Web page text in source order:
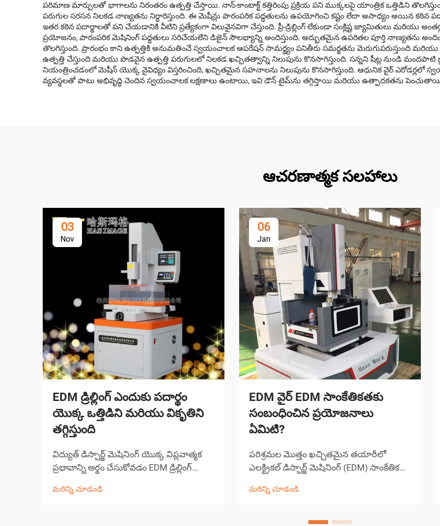
పరిమాణ మార్పులతో భాగాలను నిరంతరం ఉత్పత్తి చేస్తాయి. నాన్-కాంటాక్ట్ కత్తిరింపు ప్రక్రియ పని ముక్కలపై యాంత్రిక ఒత్తిడిని
పరుగుల సరసన నిలకడ నాణ్యతను నిర్ధారిస్తుంది. ఈ మెషీన్లు పారంపరిక పద్ధతులను ఉపయోగించి కష్టం లేదా అసాధ్యం అయిన కఠిన
ఇతర కఠిన పదార్థాలతో పని చేయడానికి వీటిని ప్రత్యేకంగా విలువైనవిగా చేస్తుంది. ప్రీ-డ్రిల్లింగ్ లేకుండా సంక్లిష్ట జ్యామితులు మరియు
ప్రయోజనం, పారంపరిక మెషినింగ్ పద్ధతులు సరిచేయలేని డిజైన్ సౌలభ్యాన్ని అందిస్తుంది. అద్భుతమైన ఉపరితల పూర్తి నాణ్యతను
తొలగిస్తుంది. ప్రారంభం కాని ఉత్పత్తికి అనుమతించే స్వయంచాలక ఆపరేషన్ సామర్థ్యం పనితీరు సమర్థతను మెరుగుపరుస్తుంది మరియు
ఉత్పత్తి చేస్తుంది మరియు పొడవైన ఉత్పత్తి పరుగులలో నిలకడ ఖచ్చితత్వాన్ని నిలుపును కొనసాగిస్తుంది. సన్నని షీట్ల నుండి
నియంత్రించడంలో మెషీన్ యొక్క వైవిధ్యం విస్తరించింది, ఖచ్చితమైన సహనాలను నిలుపును కొనసాగిస్తుంది. ఆధునిక వైర్ ఎరోడర్లలో
వ్యవస్థలతో పాటు అభివృద్ధి చెందిన స్వయంచాలక లక్షణాలు ఉంటాయి, ఇవి డౌన్ టైమ్‌ను తగ్గిస్తాయి మరియు ఉత్పాదకతను
ఆచరణాత్మక సలహాలు
03
Nov
EDM డ్రిల్లింగ్ ఎందుకు పదార్థం
యొక్క ఒత్తిడిని మరియు వికృతిని
తగ్గిస్తుంది
విద్యుత్ డిస్చార్జ్ మెషినింగ్ యొక్క విప్లవాత్మక
ప్రభావాన్ని అర్థం చేసుకోవడం EDM డ్రిల్లింగ్
గణనీయమైన పురోగతులలో ఒకటిగా నిలిచింది.
మరిన్ని చూడండి
06
Jan
EDM వైర్ EDM సాంకేతికతకు
సంబంధించిన ప్రయోజనాలు
ఏమిటి?
పరిశ్రమల మొత్తం ఖచ్చితమైన తయారీలో
ఎలక్ట్రికల్ డిస్చార్జ్ మెషినింగ్ (EDM) సాంకేతికత
ప్రస్తుతం అందుబాటులో ఉన్న అత్యంత పరిణతి
నిలుస్తుంది. ఈ అధునాతన తయారీ ప్రక్రియ ఒక
మరిన్ని చూడండి